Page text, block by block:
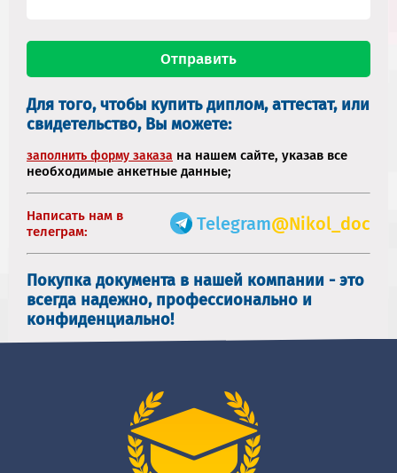
Для того, чтобы купить диплом, аттестат, или
свидетельство, Вы можете:
заполнить форму заказа на нашем сайте, указав все
необходимые анкетные данные;
Написать нам в
телеграм:
Telegram@Nikol_doc
Покупка документа в нашей компании - это
всегда надежно, профессионально и
конфиденциально!